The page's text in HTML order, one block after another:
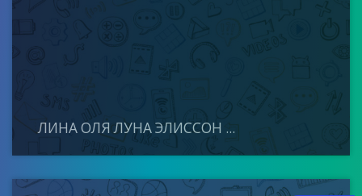
ЛИНА ОЛЯ ЛУНА ЭЛИССОН ...